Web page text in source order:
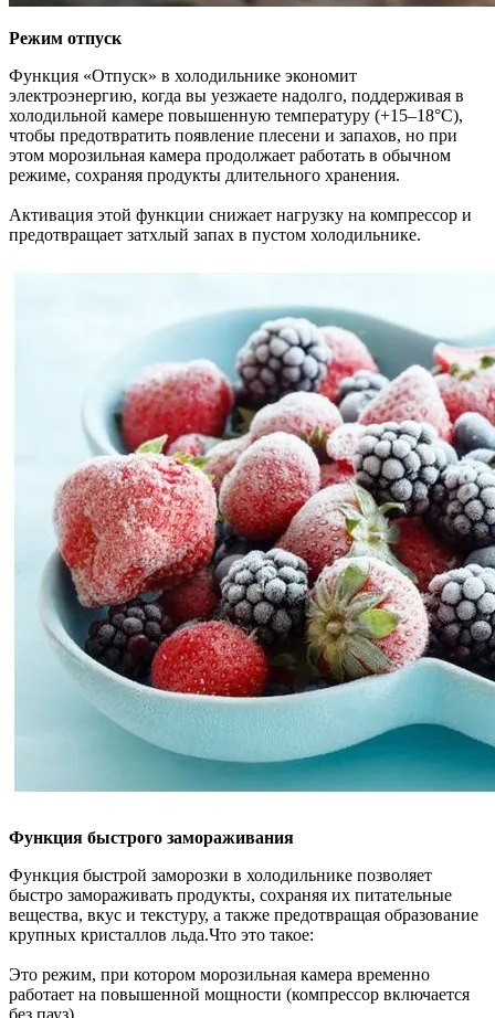
Режим отпуск
Функция «Отпуск» в холодильнике экономит
электроэнергию, когда вы уезжаете надолго, поддерживая в
холодильной камере повышенную температуру (+15–18°C),
чтобы предотвратить появление плесени и запахов, но при
этом морозильная камера продолжает работать в обычном
режиме, сохраняя продукты длительного хранения.
Активация этой функции снижает нагрузку на компрессор и
предотвращает затхлый запах в пустом холодильнике.
Функция быстрого замораживания
Функция быстрой заморозки в холодильнике позволяет
быстро замораживать продукты, сохраняя их питательные
вещества, вкус и текстуру, а также предотвращая образование
крупных кристаллов льда.Что это такое:
Это режим, при котором морозильная камера временно
работает на повышенной мощности (компрессор включается